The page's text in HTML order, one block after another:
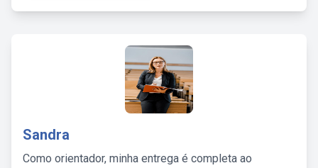
Sandra
Como orientador, minha entrega é completa ao